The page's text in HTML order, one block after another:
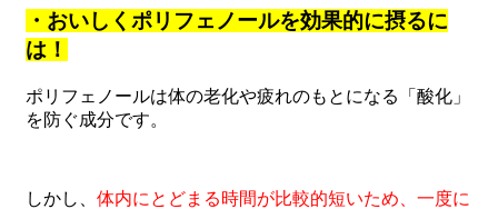
・おいしくポリフェノールを効果的に摂るに
は！
ポリフェノールは体の老化や疲れのもとになる「酸化」
を防ぐ成分です。
しかし、 体内にとどまる時間が比較的短いため、一度に